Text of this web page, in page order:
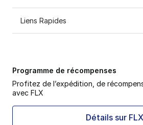
Liens Rapides
Programme de récompenses
Profitez de l’expédition, de
avec FLX
Détails sur FLX